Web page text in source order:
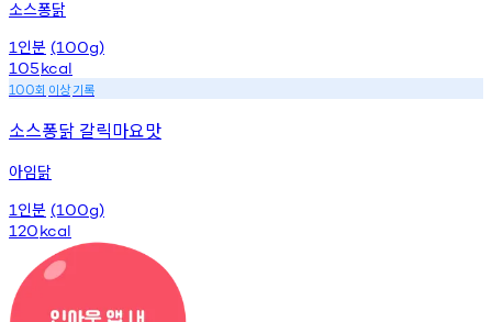
소스퐁닭
1 인분 (100g)
105kcal
100회 이상기록
소스퐁닭 갈릭마요맛
아임닭
1 인분 (100g)
120kcal